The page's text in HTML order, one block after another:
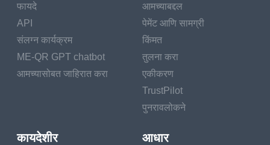
फायदे
API
संलग्न कार्यक्रम
ME-QR GPT chatbot
आमच्यासोबत जाहिरात करा
आमच्याबद्दल
पेमेंट आणि सामग्री
किंमत
तुलना करा
एकीकरण
TrustPilot
पुनरावलोकने
कायदेशीर आधार